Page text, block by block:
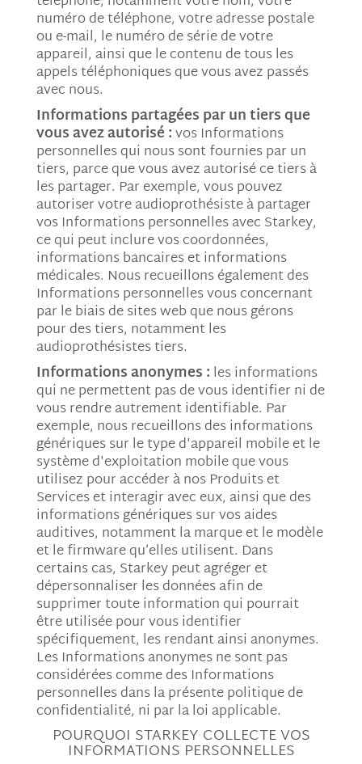
numéro de téléphone, votre adresse postale
ou e-mail, le numéro de série de votre
appareil, ainsi que le contenu de tous les
appels téléphoniques que vous avez passés
avec nous.
Informations partagées par un tiers que
vous avez autorisé :vos Informations
personnelles qui nous sont fournies par un
tiers, parce que vous avez autorisé ce tiers à
les partager. Par exemple, vous pouvez
autoriser votre audioprothésiste à partager
vos Informations personnelles avec Starkey,
ce qui peut inclure vos coordonnées,
informations bancaires et informations
médicales. Nous recueillons également des
Informations personnelles vous concernant
par le biais de sites web que nous gérons
pour des tiers, notamment les
audioprothésistes tiers.
Informations anonymes : les informations
qui ne permettent pas de vous identifier ni de
vous rendre autrement identifiable. Par
exemple, nous recueillons des informations
génériques sur le type d'appareil mobile et le
système d'exploitation mobile que vous
utilisez pour accéder à nos Produits et
Services et interagir avec eux, ainsi que des
informations génériques sur vos aides
auditives, notamment la marque et le modèle
et le firmware qu’elles utilisent. Dans
certains cas, Starkey peut agréger et
dépersonnaliser les données afin de
supprimer toute information qui pourrait
être utilisée pour vous identifier
spécifiquement, les rendant ainsi anonymes.
Les Informations anonymes ne sont pas
considérées comme des Informations
personnelles dans la présente politique de
confidentialité, ni par la loi applicable.
POURQUOI STARKEY COLLECTE VOS
INFORMATIONS PERSONNELLES